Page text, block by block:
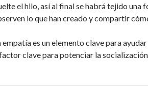
el hilo, así al final se habrá tejido una
lo que han creado y compartir
es un elemento clave para
clave para potenciar la